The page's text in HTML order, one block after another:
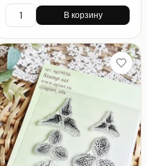
В корзину